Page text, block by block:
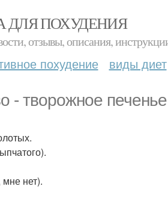
ДЛЯ ПОХУДЕНИЯ
отзывы, описания,
похудение виды диет
- творожное
нет).